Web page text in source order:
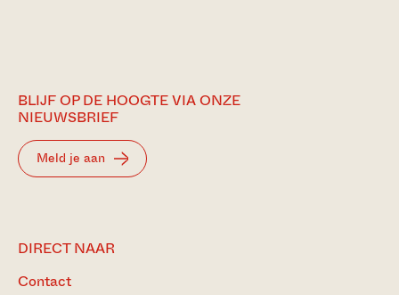
BLIJF OP DE HOOGTE VIA ONZE
NIEUWSBRIEF
Meld je aan
DIRECT NAAR
Contact